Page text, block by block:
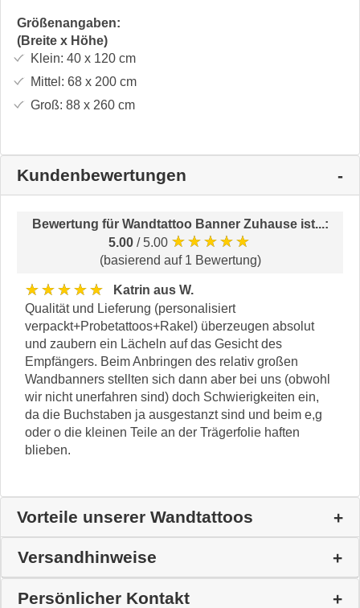
Größenangaben:
(Breite x Höhe)
Klein: 40 x 120cm
Mittel: 68 x 200cm
Groß: 88 x 260cm
Kundenbewertungen
Bewertung für Wandtattoo Banner Zuhause ist...:
5.00 / 5.00 ★★★★★
(basierend auf 1 Bewertung)
★★★★★
Katrin aus W.
Qualität und Lieferung (personalisiert
verpackt+Probetattoos+Rakel) überzeugen absolut
und zaubern ein Lächeln auf das Gesicht des
Empfängers. Beim Anbringen des relativ großen
Wandbanners stellten sich dann aber bei uns (obwohl
wir nicht unerfahren sind) doch Schwierigkeiten ein,
da die Buchstaben ja ausgestanzt sind und beim e,g
oder o die kleinen Teile an der Trägerfolie haften
blieben.
Vorteile unserer Wandtattoos
Versandhinweise
Persönlicher Kontakt